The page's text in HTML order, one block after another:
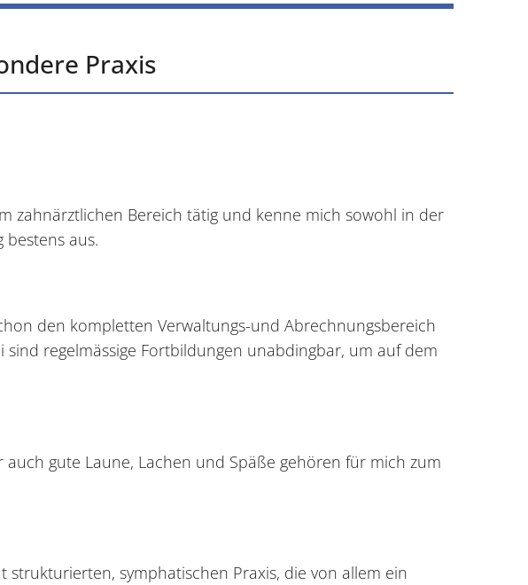
Praxis
zahnärztlichen Bereich tätig und kenne mich sowohl in der
bestens aus.
den kompletten Verwaltungs-und Abrechnungsbereich
sind regelmässige Fortbildungen unabdingbar, um auf dem
auch gute Laune, Lachen und Späße gehören für mich zum
strukturierten, symphatischen Praxis, die von allem ein